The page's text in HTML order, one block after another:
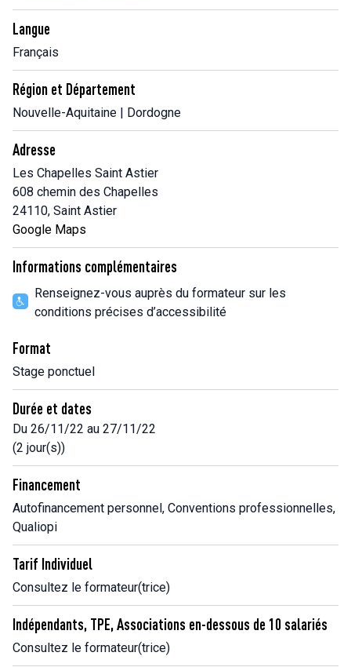
Langue
Français
Région et Département
Nouvelle-Aquitaine | Dordogne
Adresse
Les Chapelles Saint Astier
608 chemin des Chapelles
24110, Saint Astier
Google Maps
Informations complémentaires
Renseignez-vous auprès du formateur sur les
conditions précises d’accessibilité
Format
Stage ponctuel
Durée et dates
Du 26/11/22 au 27/11/22
(2 jour(s))
Financement
Autofinancement personnel, Conventions professionnelles,
Qualiopi
Tarif Individuel
Consultez le formateur(trice)
Indépendants, TPE, Associations en-dessous de 10 salariés
Consultez le formateur(trice)